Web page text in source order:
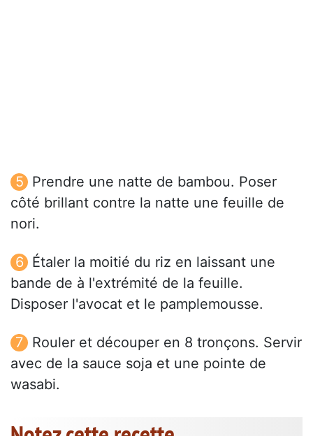
Prendre une natte de bambou. Poser
côté brillant contre la natte une feuille de
nori.
Étaler la moitié du riz en laissant une
bande de à l'extrémité de la feuille.
Disposer l'avocat et le pamplemousse.
Rouler et découper en 8 tronçons. Servir
avec de la sauce soja et une pointe de
wasabi.